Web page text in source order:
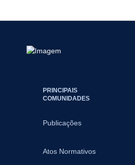
PRINCIPAIS
COMUNIDADES
Publicações
Atos Normativos